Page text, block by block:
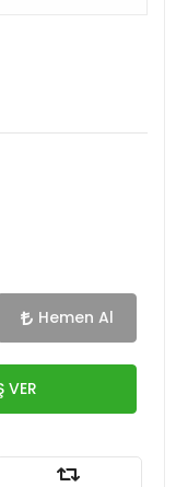
Hemen Al
VER